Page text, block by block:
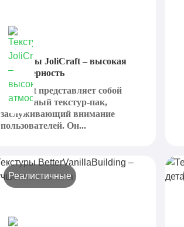
Текстуры JoliCraft – высокая
атмосферность
JoliCraft представляет собой
интересный текстур-пак,
заслуживающий внимание
пользователей. Он...
Реалистичные